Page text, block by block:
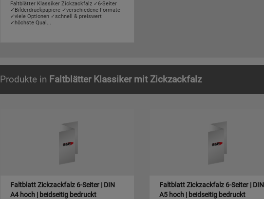
Faltblätter Klassiker Zickzackfalz ✓6-Seiter
✓Bilderdruckpapiere ✓verschiedene Formate
✓viele Optionen ✓schnell & preiswert
✓höchste Qual...
Produkte in Faltblätter Klassiker mit Zickzackfalz
Faltblatt Zickzackfalz 6-Seiter | DIN
A4 hoch | beidseitig bedruckt
Faltblatt Zickzackfalz 6-Seiter | DIN
A5 hoch | beidseitig bedruckt